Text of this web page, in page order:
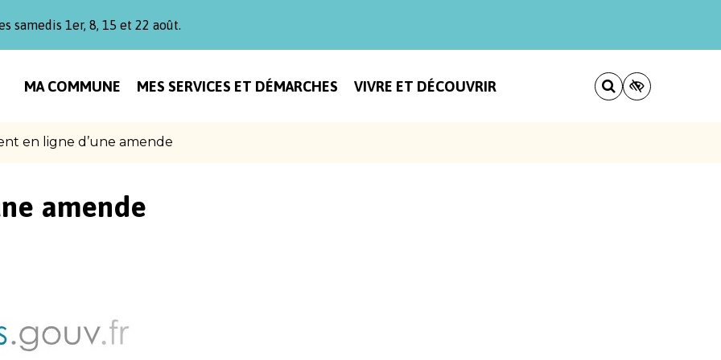
samedis 1er, 8, 15 et 22 août.
MA COMMUNE MES SERVICES ET DÉMARCHES VIVRE ET DÉCOUVRIR
en ligne d’une amende
amende